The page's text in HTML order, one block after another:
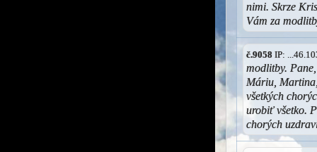
nimi. Skrze
Vám za
č.9058 IP:
modlitby.
Máriu,
všetkých
urobiť všetko.
chorých